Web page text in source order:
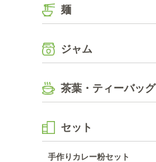
麺
ジャム
茶葉・ティーバッグ
セット
手作りカレー粉セット